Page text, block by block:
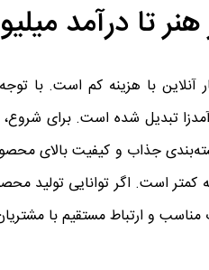
با هزینه کم است. با
تبدیل شده است. برای شروع،
جذاب و کیفیت بالای
کمتر است. اگر توانایی تولید
و ارتباط مستقیم با